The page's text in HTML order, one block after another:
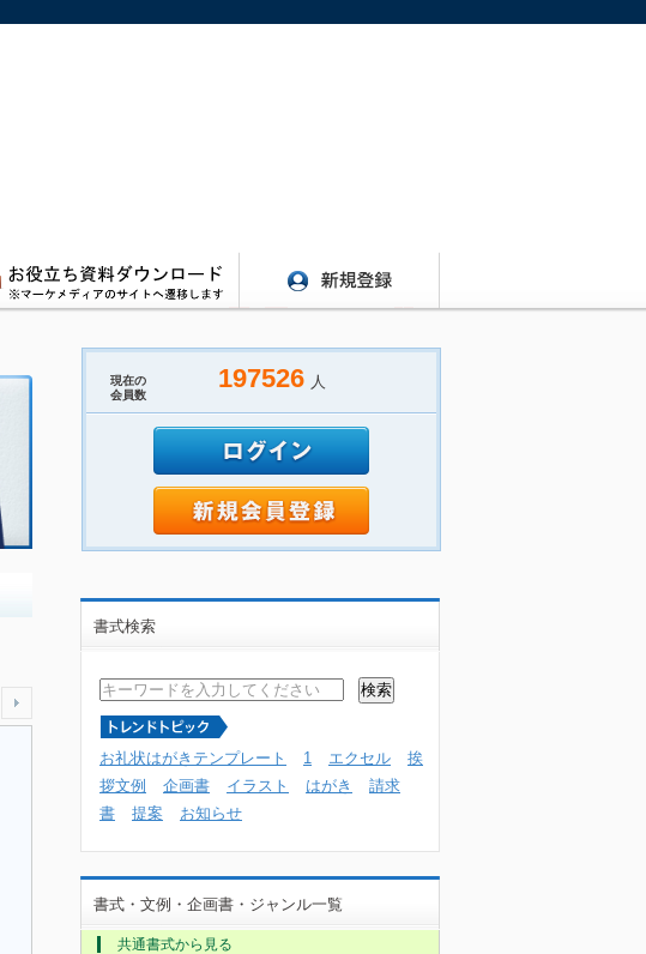
現在の
会員数
197526 人
書式検索
お礼状はがきテンプレート 1 エクセル
挨
拶文例
企画書 イラスト はがき
請求
書
提案 お知らせ
書式・文例・企画書・ジャンル一覧
共通書式から見る